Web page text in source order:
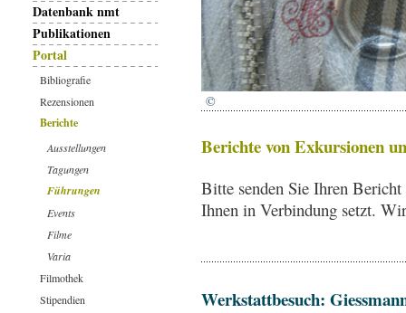
©
Berichte von Exkursionen
Bitte senden Sie Ihren
Ihnen in Verbindung setzt.
Werkstattbesuch:
Datenbank nmt
Publikationen
Portal
Bibliografie
Rezensionen
Berichte
Ausstellungen
Tagungen
Führungen
Events
Filme
Varia
Filmothek
Stipendien